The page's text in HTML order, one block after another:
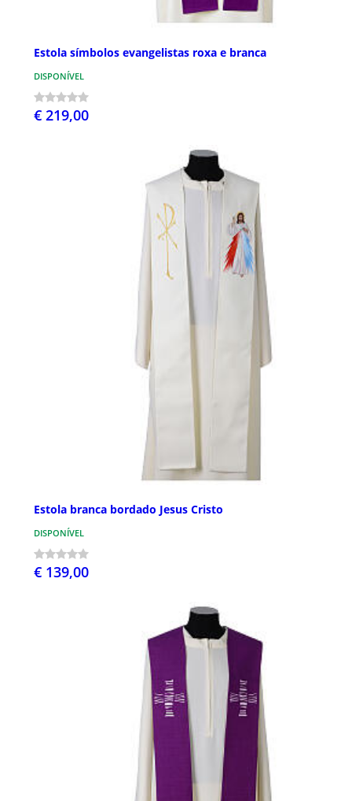
Estola símbolos evangelistas roxa e branca
DISPONÍVEL
€ 219,00
Estola branca bordado Jesus Cristo
DISPONÍVEL
€ 139,00